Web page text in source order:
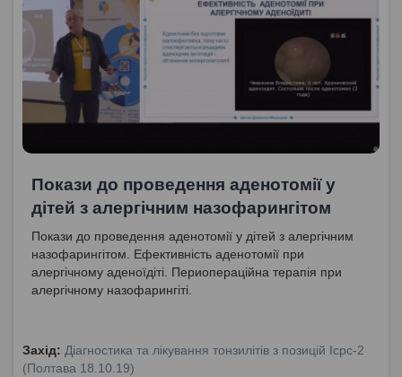
Покази до проведення аденотомії у
дітей з алергічним назофарингітом
Покази до проведення аденотомії у дітей з алергічним
назофарингітом. Ефективність аденотомії при
алергічному аденоїдіті. Периопераційна терапія при
алергічному назофарингіті.
Захід: Діагностика та лікування тонзилітів з позицій Icpc-2
(Полтава 18.10.19)